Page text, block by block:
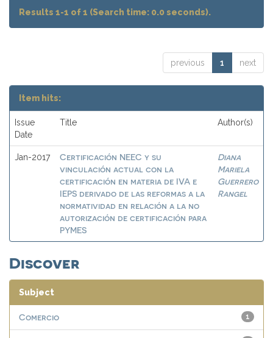
Results 1-1 of 1 (Search time: 0.0 seconds).
previous 1 next
Item hits:
Issue
Date
Title Author(s)
Jan-2017
Certificación NEEC y su
vinculación actual con la
certificación en materia de IVA e
IEPS derivado de las reformas a la
normatividad en relación a la no
autorización de certificación para
PYMES
Diana
Mariela
Guerrero
Rangel
Discover
Subject
1
Comercio